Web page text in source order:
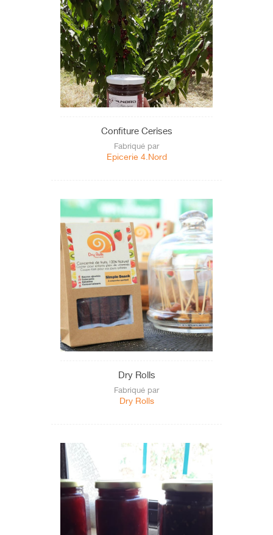
Confiture Cerises
Fabriqué par
Epicerie 4.Nord
Dry Rolls
Fabriqué par
Dry Rolls